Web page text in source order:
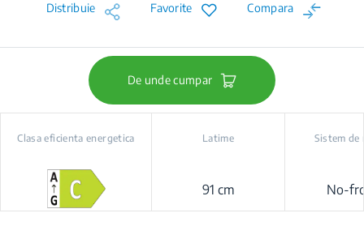
Distribuie Favorite Compara
De unde cumpar
Clasa eficienta energetica Latime
91 cm
Sistem de
No-